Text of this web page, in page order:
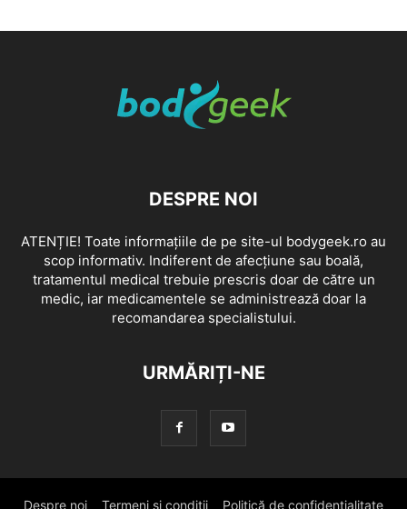
DESPRE NOI
ATENȚIE! Toate informațiile de pe site-ul bodygeek.ro au
scop informativ. Indiferent de afecțiune sau boală,
tratamentul medical trebuie prescris doar de către un
medic, iar medicamentele se administrează doar la
recomandarea specialistului.
URMĂRIȚI-NE
Despre noi Termeni si conditii Politică de confidențialitate